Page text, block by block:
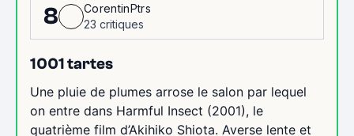
8
CorentinPtrs
23 critiques
1001 tartes
Une pluie de plumes arrose le salon par lequel
on entre dans Harmful Insect (2001), le
quatrième film d’Akihiko Shiota. Averse lente et